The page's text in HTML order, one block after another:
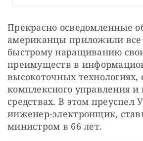
Прекрасно осведомленные
американцы приложили все
быстрому наращиванию
преимуществ в
высокоточных технологиях,
комплексного управления и
средствах. В этом преуспел
инженер-электронщик,
министром в 66 лет.